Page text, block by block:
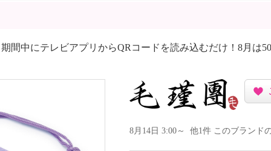
期間中にテレビアプリからQRコードを読み込むだけ！8月は
8月14日 3:00～ 他1件 このブランド